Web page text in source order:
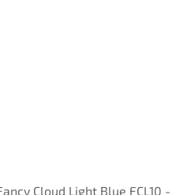
Cloud Light Blue FCL10 -